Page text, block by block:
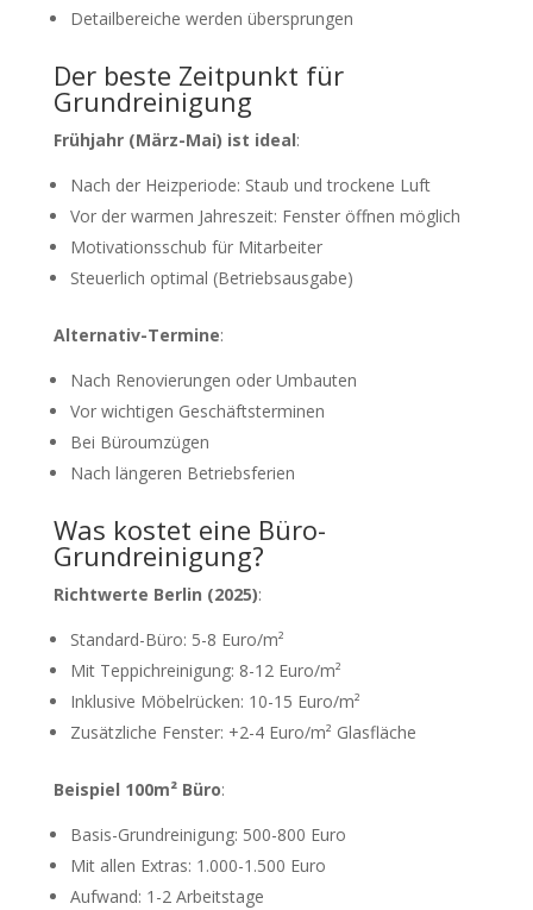
Detailbereiche werden übersprungen
Der beste Zeitpunkt für
Grundreinigung
Frühjahr (März-Mai) ist ideal:
Nach der Heizperiode: Staub und trockene Luft
Vor der warmen Jahreszeit: Fenster öffnen möglich
Motivationsschub für Mitarbeiter
Steuerlich optimal (Betriebsausgabe)
Alternativ-Termine:
Nach Renovierungen oder Umbauten
Vor wichtigen Geschäftsterminen
Bei Büroumzügen
Nach längeren Betriebsferien
Was kostet eine Büro-
Grundreinigung?
Richtwerte Berlin (2025):
Standard-Büro: 5-8 Euro/m²
Mit Teppichreinigung: 8-12 Euro/m²
Inklusive Möbelrücken: 10-15 Euro/m²
Zusätzliche Fenster: +2-4 Euro/m² Glasfläche
Beispiel 100m² Büro:
Basis-Grundreinigung: 500-800 Euro
Mit allen Extras: 1.000-1.500 Euro
Aufwand: 1-2 Arbeitstage